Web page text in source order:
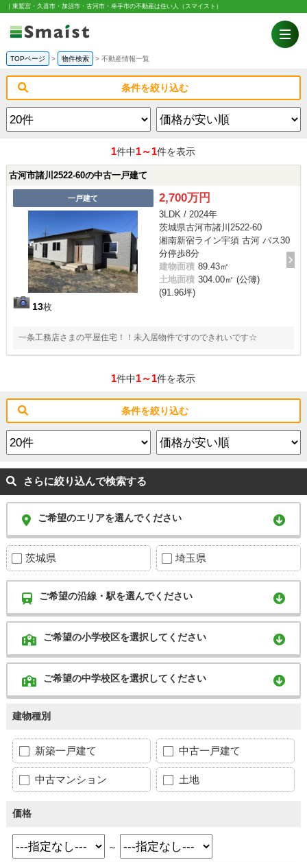
｜東鷲宮・久喜市・加須市・古河市・幸手市の不動産は住い人（スマイスト）
TOPページ > 物件検索 > 不動産情報一覧
条件を絞り込む
1件中1～1件を表示
古河市諸川2522-60の中古一戸建て
一戸建て
13枚
2,700万円
3LDK / 2024年
茨城県古河市諸川2522-60
湘南新宿ライン宇須 古河 バス30
分停歩8分
建物面積 89.43㎡
土地面積 304.00㎡ (公簿)
(91.96坪)
一条工務店さまの平屋住宅！！未入居物件ですのできれいです☆
1件中1～1件を表示
条件を絞り込む
さらに絞り込んで検索する
ご希望のエリアを選んでください
茨城県 埼玉県
ご希望の沿線・駅を選んでください
ご希望の小学校区を選択してください
ご希望の中学校区を選択してください
建物種別
新築一戸建て 中古一戸建て
中古マンション 土地
価格
～